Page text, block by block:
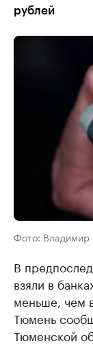
рублей
Фото: Владимир
В
взяли в
меньше, чем
Тюмень
Тюменской